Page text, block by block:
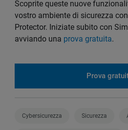
Scoprite queste nuove
vostro ambiente di sicurezza
Protector. Iniziate subito con
avviando una prova gratuita.
Prova
Cybersicurezza Sicurezza